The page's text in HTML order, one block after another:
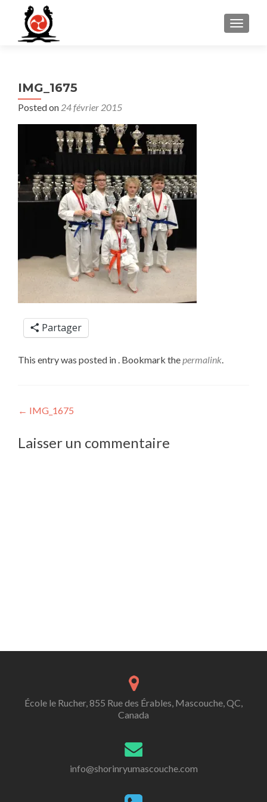
MENU
IMG_1675
Posted on 24 février 2015
Partager
This entry was posted in . Bookmark thepermalink.
Post
navigation
← IMG_1675
Laisser un commentaire
École le Rucher, 855 Rue des Érables, Mascouche, QC,
Canada
info@shorinryumascouche.com